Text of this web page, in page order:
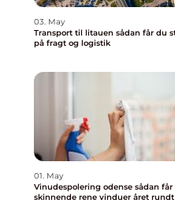
03. May
Transport til litauen sådan får du styr
på fragt og logistik
01. May
Vinudespolering odense sådan får du
skinnende rene vinduer året rundt